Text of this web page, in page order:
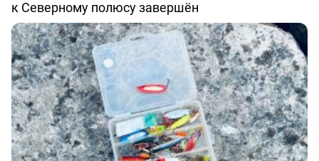
к Северному полюсу завершён